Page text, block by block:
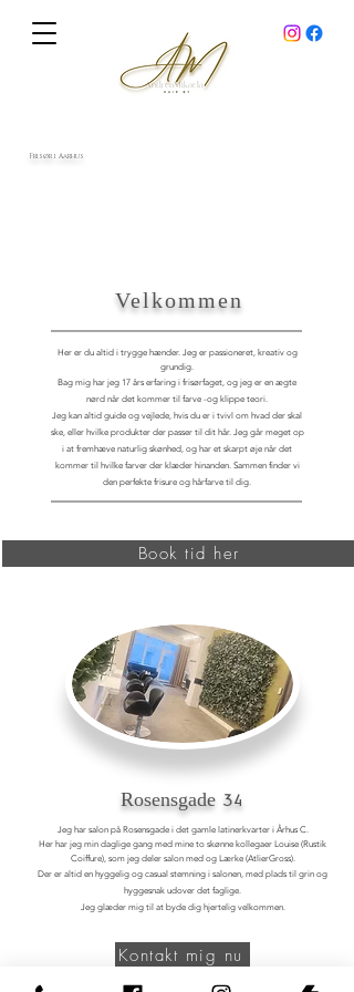
Frisør i Aarhus
Velkommen
Her er du altid i trygge hænder. Jeg er passioneret, kreativ og
grundig.
Bag mig har jeg 17 års erfaring i frisørfaget, og jeg er en ægte
nørd når det kommer til farve -og klippe teori.
Jeg kan altid guide og vejlede, hvis du er i tvivl om hvad der skal
ske, eller hvilke produkter der passer til dit hår. Jeg går meget op
i at fremhæve naturlig skønhed, og har et skarpt øje når det
kommer til hvilke farver der klæder hinanden. Sammen finder vi
den perfekte frisure og hårfarve til dig.
Book tid her
Rosensgade 34
Jeg har salon på Rosensgade i det gamle latinerkvarter i Århus C.
Her har jeg min daglige gang med mine to skønne kollegaer Louise (Rustik
Coiffure), som jeg deler salon med og Lærke (AtlierGross).
Der er altid en hyggelig og casual stemning i salonen, med plads til grin og
hyggesnak udover det faglige.
Jeg glæder mig til at byde dig hjertelig velkommen.
Kontakt mig nu